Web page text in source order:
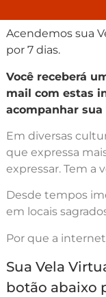
Acendemos sua
por 7 dias.
Você receberá
mail com estas
acompanhar sua
Em diversas
que expressa
expressar. Tem a
Desde tempos
em locais
Por que a
Sua Vela
botão abaixo